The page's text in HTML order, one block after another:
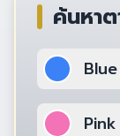
ค้นหา